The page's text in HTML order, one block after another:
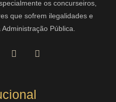
os concurseiros,
que sofrem ilegalidades e
Pública.